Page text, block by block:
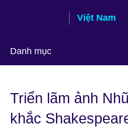
Việt Nam
Danh mục
language
Triển lãm ảnh
khắc